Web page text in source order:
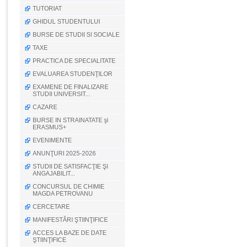
TUTORIAT
GHIDUL STUDENTULUI
BURSE DE STUDII SI SOCIALE
TAXE
PRACTICA DE SPECIALITATE
EVALUAREA STUDENŢILOR
EXAMENE DE FINALIZARE
STUDII UNIVERSIT...
CAZARE
BURSE IN STRAINATATE şi
ERASMUS+
EVENIMENTE
ANUNŢURI 2025-2026
STUDII DE SATISFACŢIE ŞI
ANGAJABILIT...
CONCURSUL DE CHIMIE
MAGDA PETROVANU
CERCETARE
MANIFESTĂRI ŞTIINŢIFICE
ACCES LA BAZE DE DATE
ŞTIINŢIFICE